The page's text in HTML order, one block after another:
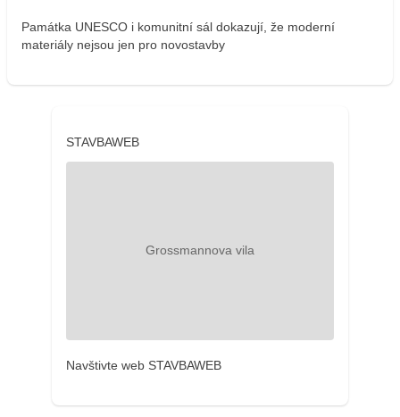
Památka UNESCO i komunitní sál dokazují, že moderní
materiály nejsou jen pro novostavby
STAVBAWEB
Navštivte web STAVBAWEB